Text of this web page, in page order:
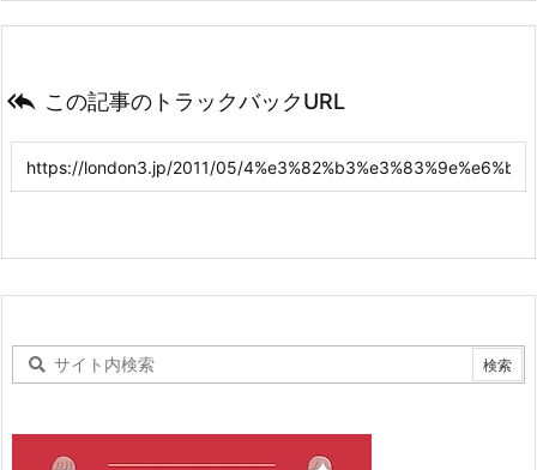
 この記事のトラックバックURL